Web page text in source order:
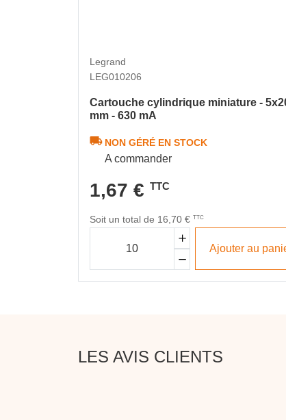
Legrand
LEG010206
Cartouche cylindrique miniature -
mm - 630 mA
NON GÉRÉ EN STOCK
A commander
1,67 € TTC
Soit un total de 16,70 € TTC
Ajouter au
LES AVIS CLIENTS